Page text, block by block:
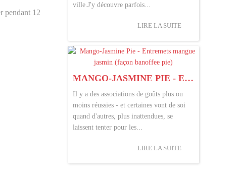
pendant 12
ville.J'y découvre parfois...
LIRE LA SUITE
MANGO-JASMINE PIE - ENTREMETS MANGUE JASMIN (FAÇON BANOFFEE PIE)
Il y a des associations de goûts plus ou
moins réussies - et certaines vont de soi
quand d'autres, plus inattendues, se
laissent tenter pour les...
LIRE LA SUITE